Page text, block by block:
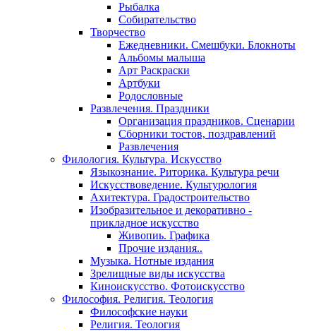
Рыбалка
Собирательство
Творчество
Ежедневники. Смешбуки. Блокноты
Альбомы малыша
Арт Раскраски
Артбуки
Родословные
Развлечения. Праздники
Организация праздников. Сценарии
Сборники тостов, поздравлений
Развлечения
Филология. Культура. Искусство
Языкознание. Риторика. Культура речи
Искусствоведение. Культурология
Ахитектура. Градостроительство
Изобразительное и декоративно -
прикладное искусство
Живопиь. Графика
Прочие издания..
Музыка. Нотные издания
Зрелищные виды искусства
Киноискусство. Фотоискусство
Философия. Религия. Теология
Философские науки
Религия. Теология